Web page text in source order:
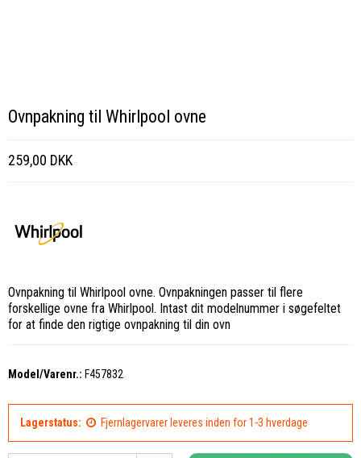
Ovnpakning til Whirlpool ovne
259,00 DKK
Ovnpakning til Whirlpool ovne. Ovnpakningen passer til flere
forskellige ovne fra Whirlpool. Intast dit modelnummer i søgefeltet
for at finde den rigtige ovnpakning til din ovn
Model/Varenr.: F457832
Lagerstatus: Fjernlagervarer leveres inden for 1-3 hverdage